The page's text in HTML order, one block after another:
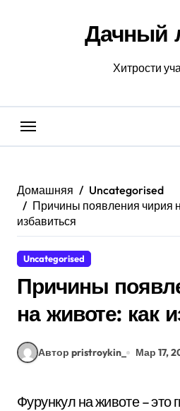
Дачный
Хитрости
Домашняя
Uncategorised
Причины появления чирия
избавиться
Uncategorised
Причины
на животе: как
Автор pristroykin_ Мар 17,
Фурункул на животе – это гнойно-